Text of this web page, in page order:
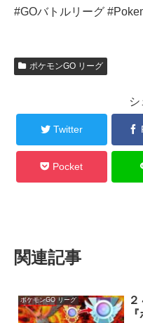
#GOバトルリーグ
ポケモンGO リーグ
シ
Twitter
Pocket
関連記事
ポケモンGO リーグ